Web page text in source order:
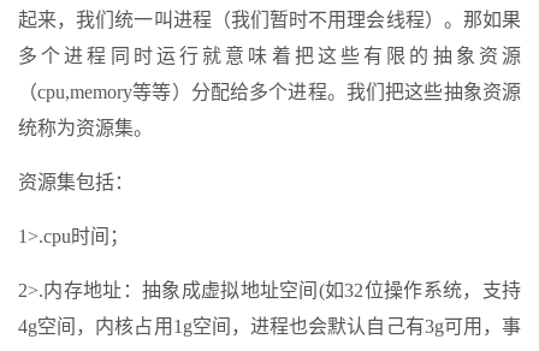
起来，我们统一叫进程（我们暂时不用理会线程）。那如果
多个进程同时运行就意味着把这些有限的抽象资源
（cpu,memory等等）分配给多个进程。我们把这些抽象资源
统称为资源集。
资源集包括：
1>.cpu时间；
2>.内存地址：抽象成虚拟地址空间(如32位操作系统，支持
4g空间，内核占用1g空间，进程也会默认自己有3g可用，事